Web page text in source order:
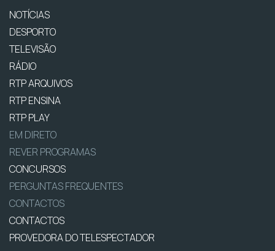
NOTÍCIAS
DESPORTO
TELEVISÃO
RÁDIO
RTP ARQUIVOS
RTP ENSINA
RTP PLAY
EM DIRETO
REVER PROGRAMAS
CONCURSOS
PERGUNTAS FREQUENTES
CONTACTOS
CONTACTOS
PROVEDORA DO TELESPECTADOR